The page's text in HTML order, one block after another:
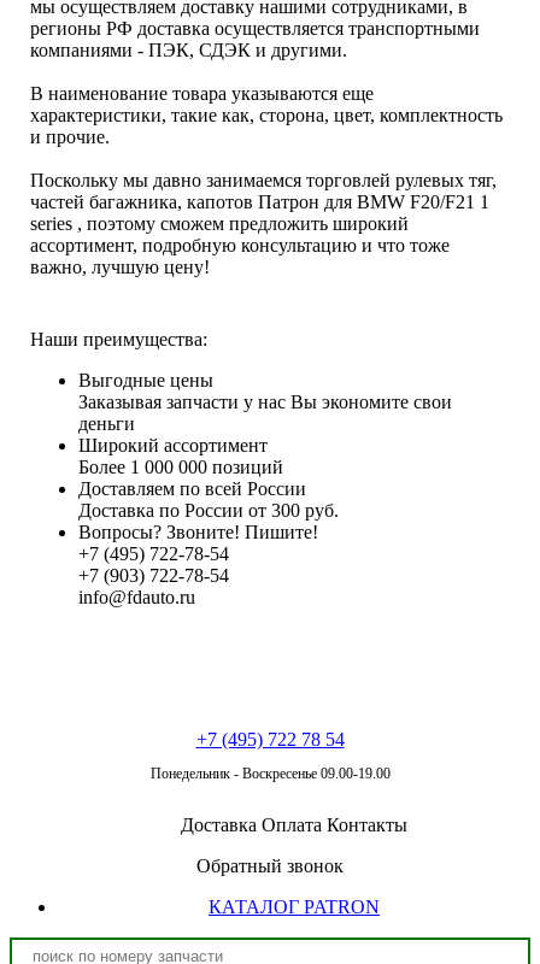
мы осуществляем доставку нашими сотрудниками, в
регионы РФ доставка осуществляется транспортными
компаниями - ПЭК, СДЭК и другими.
В наименование товара указываются еще
характеристики, такие как, сторона, цвет, комплектность
и прочие.
Поскольку мы давно занимаемся торговлей рулевых тяг,
частей багажника, капотов Патрон для BMW F20/F21 1
series , поэтому сможем предложить широкий
ассортимент, подробную консультацию и что тоже
важно, лучшую цену!
Наши преимущества:
Выгодные цены
Заказывая запчасти у нас Вы экономите свои
деньги
Широкий ассортимент
Более 1 000 000 позиций
Доставляем по всей России
Доставка по России от 300 руб.
Вопросы? Звоните! Пишите!
+7 (495) 722-78-54
+7 (903) 722-78-54
info@fdauto.ru
+7 (495) 722 78 54
Понедельник - Воскресенье 09.00-19.00
Доставка Оплата Контакты
Обратный звонок
КАТАЛОГ PATRON